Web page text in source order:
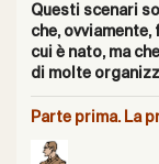
Questi scenari
che,
cui è nato, ma
di molte
Parte prima. La